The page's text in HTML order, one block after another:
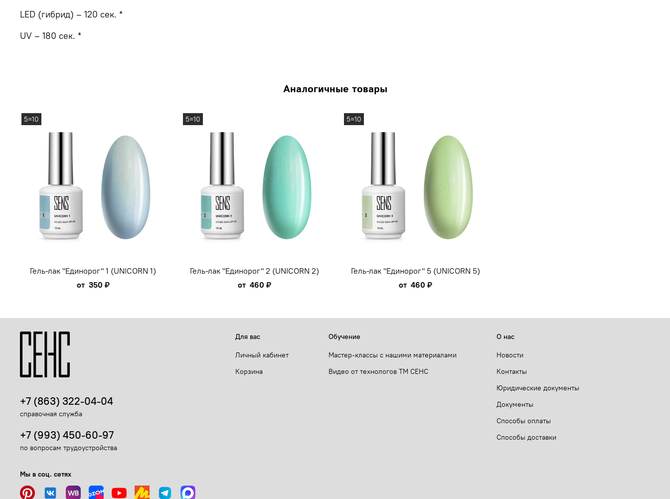
LED (гибрид) – 120 сек. *
UV – 180 сек. *
Аналогичные товары
5=10
Гель-лак "Единорог" 1 (UNICORN 1)
от 350 ₽
5=10
Гель-лак "Единорог" 2 (UNICORN 2)
от 460 ₽
5=10
Гель-лак "Единорог" 5 (UNICORN 5)
от 460 ₽
Для вас
Личный кабинет
Корзина
Обучение
Мастер-классы с нашими материалами
Видео от технологов ТМ СЕНС
О нас
Новости
Контакты
Юридические документы
Документы
Способы оплаты
Способы доставки
+7 (863) 322-04-04
справочная служба
+7 (993) 450-60-97
по вопросам трудоустройства
Мы в соц. сетях